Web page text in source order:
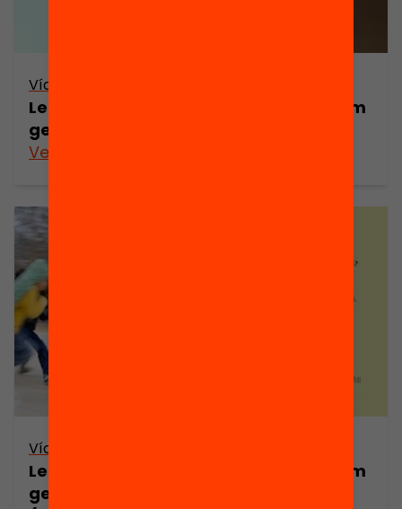
Vídeo
Les extraescolars a debat: quines i com
generen oportunitats educatives?
Veure’n més
Vídeo
Les extraescolars a debat: quines i com
generen oportunitats educatives?